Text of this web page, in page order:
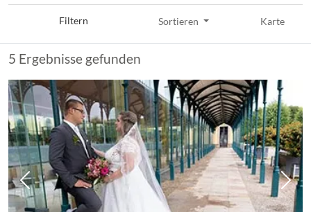
Filtern Sortieren Karte
5 Ergebnisse gefunden
Vorheriges Bild